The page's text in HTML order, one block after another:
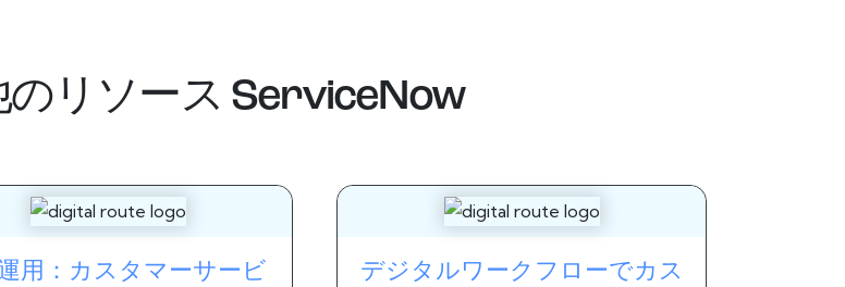
リソース ServiceNow
用：カスタマーサービ
デジタルワークフローでカス